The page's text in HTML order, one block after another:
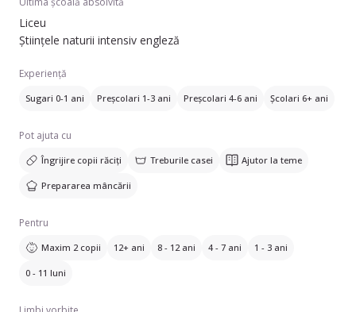
Liceu
Științele naturii intensiv engleză
Experiență
Sugari 0-1 ani Preșcolari 1-3 ani Preșcolari 4-6 ani Școlari 6+ ani
Pot ajuta cu
Îngrijire copii răciți Treburile casei Ajutor la teme
Prepararea mâncării
Pentru
Maxim 2 copii 12+ ani 8 - 12 ani 4 - 7 ani 1 - 3 ani
0 - 11 luni